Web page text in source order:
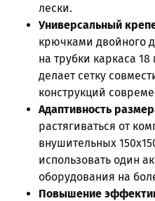
лески.
Универсальный
крючками двойного
на трубки каркаса
делает сетку
конструкций
Адаптивность
растягиваться от
внушительных
использовать один
оборудования на
Повышение